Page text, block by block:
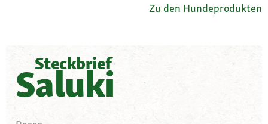
Zu den Hundeprodukten
Steckbrief
Saluki